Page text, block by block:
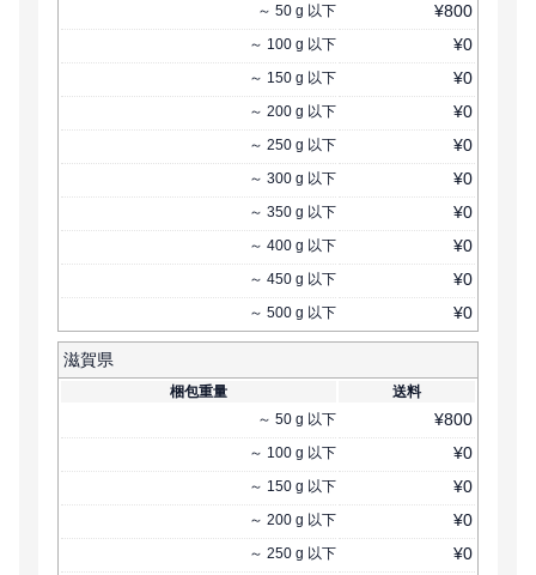
～ 50 g 以下 ¥800
～ 100 g 以下 ¥0
～ 150 g 以下 ¥0
～ 200 g 以下 ¥0
～ 250 g 以下 ¥0
～ 300 g 以下 ¥0
～ 350 g 以下 ¥0
～ 400 g 以下 ¥0
～ 450 g 以下 ¥0
～ 500 g 以下 ¥0
滋賀県
梱包重量
送料
～ 50 g 以下 ¥800
～ 100 g 以下 ¥0
～ 150 g 以下 ¥0
～ 200 g 以下 ¥0
～ 250 g 以下 ¥0